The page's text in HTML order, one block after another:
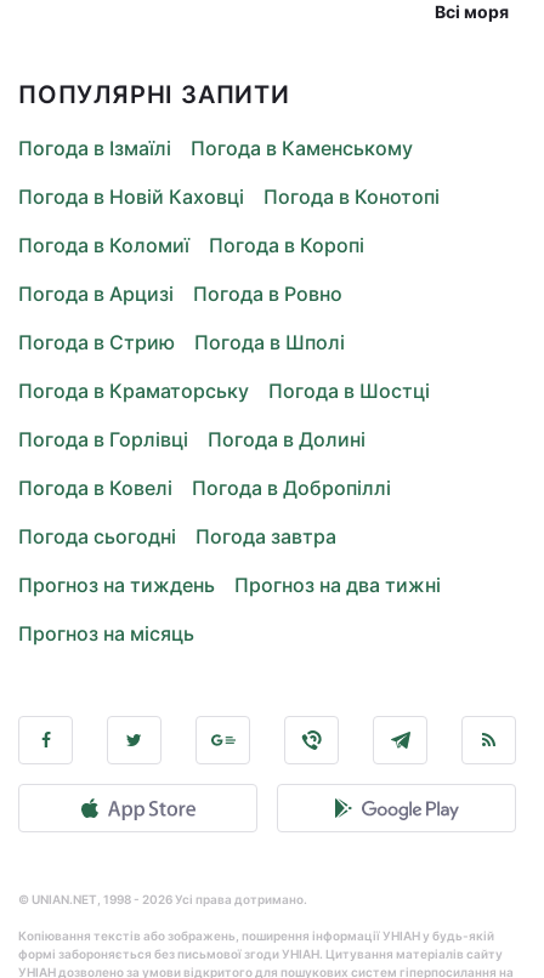
Всі моря
ПОПУЛЯРНІ ЗАПИТИ
Погода в Ізмаїлі
Погода в Каменському
Погода в Новій Каховці
Погода в Конотопі
Погода в Коломиї
Погода в Коропі
Погода в Арцизі
Погода в Ровно
Погода в Стрию
Погода в Шполі
Погода в Краматорську
Погода в Шостці
Погода в Горлівці
Погода в Долині
Погода в Ковелі
Погода в Добропіллі
Погода сьогодні
Погода завтра
Прогноз на тиждень
Прогноз на два тижні
Прогноз на місяць
© UNIAN.NET, 1998 - 2026 Усі права дотримано.
Копіювання текстів або зображень, поширення інформації УНІАН у будь-якій
формі забороняється без письмової згоди УНІАН. Цитування матеріалів сайту
УНІАН дозволено за умови відкритого для пошукових систем гіперпосилання на